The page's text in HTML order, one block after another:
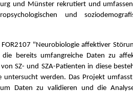
und Münster rekrutiert und
und
"Neurobiologie affektiver
bereits umfangreiche Daten zu
SZ- und SZA-Patienten in diese
untersucht werden. Das Projekt
Daten zu validieren und die